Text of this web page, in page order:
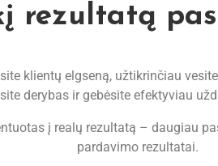
rezultatą
klientų elgseną, užtikrinčiau
derybas ir gebėsite efektyviau
į realų rezultatą – daugiau
pardavimo rezultatai.